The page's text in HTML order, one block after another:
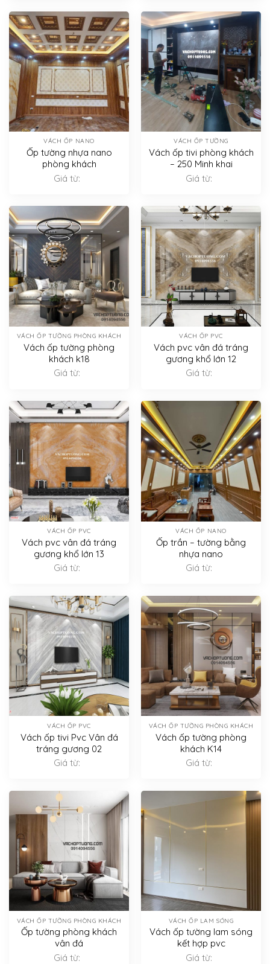
VÁCH ỐP NANO
Ốp tường nhựa nano
phòng khách
Giá từ:
VÁCH ỐP TƯỜNG
Vách ốp tivi phòng khách
– 250 Minh khai
Giá từ:
VÁCH ỐP TƯỜNG PHÒNG KHÁCH
Vách ốp tường phòng
khách k18
Giá từ:
VÁCH ỐP PVC
Vách pvc vân đá tráng
gương khổ lớn 12
Giá từ:
VÁCH ỐP PVC
Vách pvc vân đá tráng
gương khổ lớn 13
Giá từ:
VÁCH ỐP NANO
Ốp trần – tường bằng
nhựa nano
Giá từ:
VÁCH ỐP PVC
Vách ốp tivi Pvc Vân đá
tráng gương 02
Giá từ:
VÁCH ỐP TƯỜNG PHÒNG KHÁCH
Vách ốp tường phòng
khách K14
Giá từ:
VÁCH ỐP TƯỜNG PHÒNG KHÁCH
Ốp tường phòng khách
vân đá
Giá từ:
VÁCH ỐP LAM SÓNG
Vách ốp tường lam sóng
kết hợp pvc
Giá từ: